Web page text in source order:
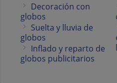
Decoración con
globos
Suelta y lluvia de
globos
Inflado y reparto de
globos publicitarios